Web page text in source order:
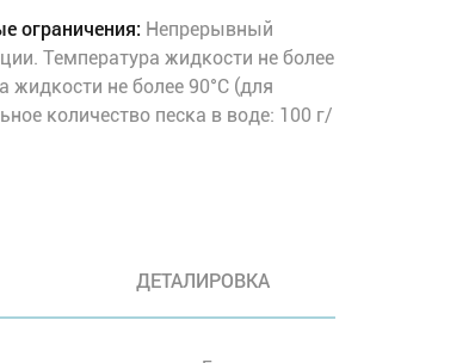
ограничения: Непрерывный
Температура жидкости не более
жидкости не более 90°C (для
количество песка в воде: 100 г/
ДЕТАЛИРОВКА